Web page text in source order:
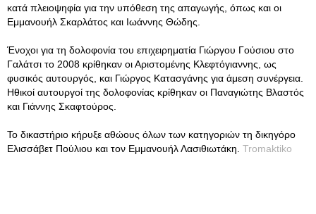
κατά πλειοψηφία για την υπόθεση της απαγωγής, όπως και οι
Εμμανουήλ Σκαρλάτος και Ιωάννης Θώδης.
Ένοχοι για τη δολοφονία του επιχειρηματία Γιώργου Γούσιου στο
Γαλάτσι το 2008 κρίθηκαν οι Αριστομένης Κλεφτόγιαννης, ως
φυσικός αυτουργός, και Γιώργος Κατασγάνης για άμεση συνέργεια.
Ηθικοί αυτουργοί της δολοφονίας κρίθηκαν οι Παναγιώτης Βλαστός
και Γιάννης Σκαφτούρος.
Το δικαστήριο κήρυξε αθώους όλων των κατηγοριών τη δικηγόρο
Ελισσάβετ Πούλιου και τον Εμμανουήλ Λασιθιωτάκη. Tromaktiko